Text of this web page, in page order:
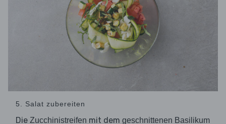
5. Salat zubereiten
Die Zucchinistreifen mit dem geschnittenen Basilikum